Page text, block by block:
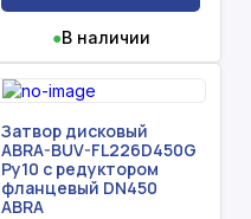
●В наличии
Затвор дисковый
ABRA-BUV-FL226D450G
Ру10 с редуктором
фланцевый DN450
ABRA